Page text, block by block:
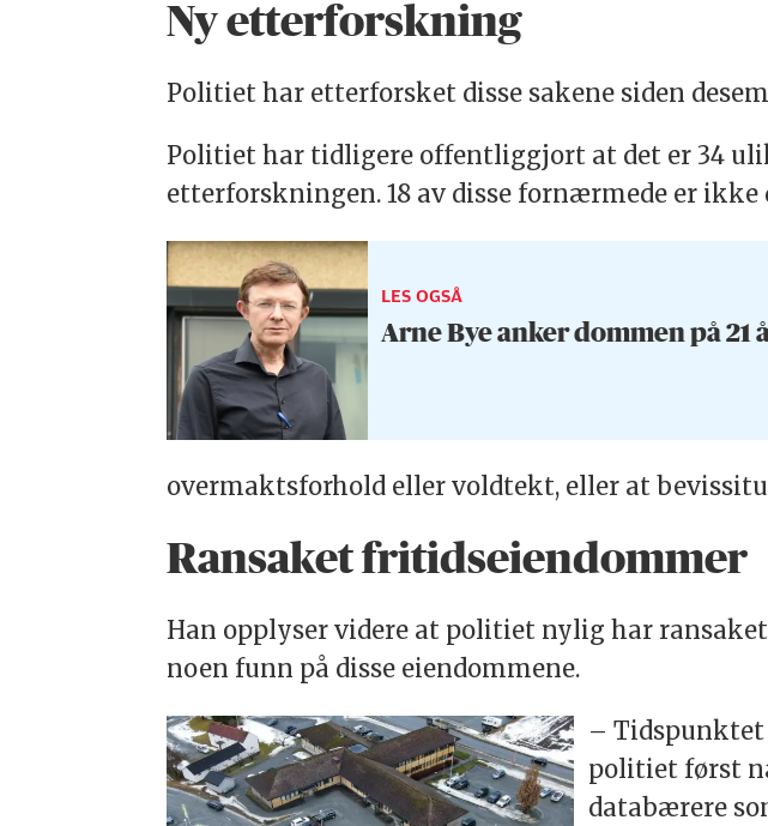
Ny etterforskning
Politiet har etterforsket disse sakene siden
Politiet har tidligere offentliggjort at det er 34
etterforskningen. 18 av disse fornærmede er ikke
LES OGSÅ
Arne Bye anker dommen på 21
overmaktsforhold eller voldtekt, eller at
Ransaket fritidseiendommer
Han opplyser videre at politiet nylig har
noen funn på disse eiendommene.
– Tidspunktet
politiet først
databærere